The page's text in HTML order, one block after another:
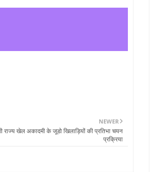
NEWER
राज्य खेल अकादमी के जूडो खिलाड़ियों की प्रतिभा चयन
प्रक्रिया